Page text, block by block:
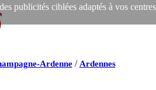
publicités ciblées adaptés à vos
Ardenne/ Ardennes